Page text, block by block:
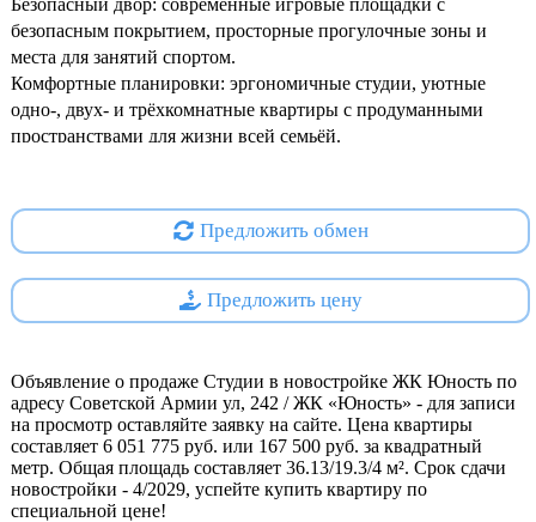
Безопасный двор: современные игровые площадки с
безопасным покрытием, просторные прогулочные зоны и
места для занятий спортом.
Комфортные планировки: эргономичные студии, уютные
одно-, двух- и трёхкомнатные квартиры с продуманными
пространствами для жизни всей семьёй.
конструкции.
Стильные фасады: контрастные цветовые решения придают
зданий.
Инфраструктура на месте: первые этажи занимают удобные
Проектная декларация наhttps://наш.дом.рф
Специализированный застройщик - ООО СЗ ГК
РАЗВИТИЕ 5
Предложить обмен
Предложить цену
Объявление о продаже Студии в новостройке ЖК Юность по
адресу Советской Армии ул, 242 / ЖК «Юность» - для записи
на просмотр оставляйте заявку на сайте. Цена квартиры
составляет 6 051 775 руб. или 167 500 руб. за квадратный
метр. Общая площадь составляет 36.13/19.3/4 м². Срок сдачи
новостройки - 4/2029, успейте купить квартиру по
специальной цене!